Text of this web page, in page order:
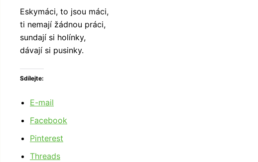
Eskymáci, to jsou máci,
ti nemají žádnou práci,
sundají si holínky,
dávají si pusinky.
Sdílejte:
E-mail
Facebook
Pinterest
Threads